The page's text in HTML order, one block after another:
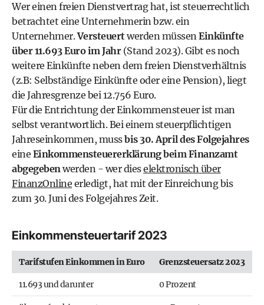
Wer einen freien Dienstvertrag hat, ist steuerrechtlich
betrachtet eine Unternehmerin bzw. ein
Unternehmer.Versteuertwerden müssenEinkünfte
über 11.693 Euro im Jahr(Stand 2023). Gibt es noch
weitere Einkünfte neben dem freien Dienstverhältnis
(z.B: Selbständige Einkünfte oder eine Pension), liegt
die Jahresgrenze bei 12.756 Euro.
Für die Entrichtung der Einkommensteuer ist man
selbst verantwortlich. Bei einem steuerpflichtigen
Jahreseinkommen, mussbis 30. April des Folgejahres
eine Einkommensteuererklärung beim Finanzamt
abgegebenwerden - wer dieselektronisch über
FinanzOnline erledigt, hat mit der Einreichung bis
zum 30. Juni des Folgejahres Zeit.
Einkommensteuertarif 2023
Tarifstufen Einkommen in Euro Grenzsteuersatz 2023
11.693 und darunter 0 Prozent